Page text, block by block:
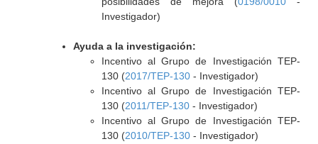
Investigador)
Ayuda a la investigación:
Incentivo al Grupo de Investigación TEP-
130 (2017/TEP-130- Investigador)
Incentivo al Grupo de Investigación TEP-
130 (2011/TEP-130- Investigador)
Incentivo al Grupo de Investigación TEP-
130 (2010/TEP-130- Investigador)